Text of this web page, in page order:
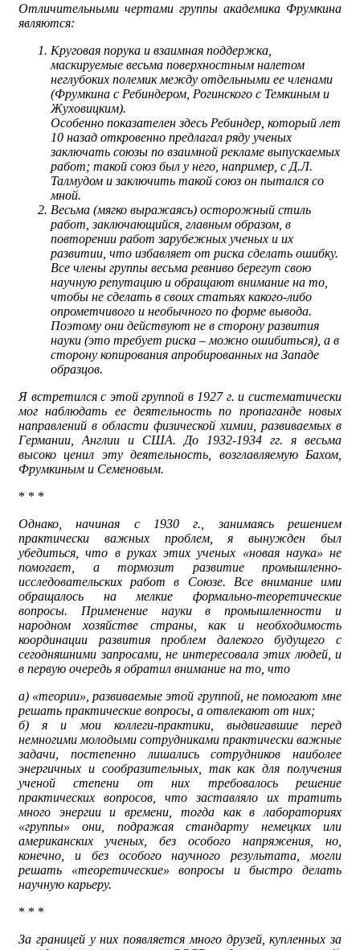
Отличительными чертами группы академика Фрумкина
являются:
Круговая порука и взаимная поддержка,
маскируемые весьма поверхностным налетом
неглубоких полемик между отдельными ее членами
(Фрумкина с Ребиндером, Рогинского с Темкиным и
Жуховицким).
Особенно показателен здесь Ребиндер, который лет
10 назад откровенно предлагал ряду ученых
заключать союзы по взаимной рекламе выпускаемых
работ; такой союз был у него, например, с Д.Л.
Талмудом и заключить такой союз он пытался со
мной.
Весьма (мягко выражаясь) осторожный стиль
работ, заключающийся, главным образом, в
повторении работ зарубежных ученых и их
развитии, что избавляет от риска сделать ошибку.
Все члены группы весьма ревниво берегут свою
научную репутацию и обращают внимание на то,
чтобы не сделать в своих статьях какого-либо
опрометчивого и необычного по форме вывода.
Поэтому они действуют не в сторону развития
науки (это требует риска – можно ошибиться), а в
сторону копирования апробированных на Западе
образцов.
Я встретился с этой группой в 1927 г. и систематически
мог наблюдать ее деятельность по пропаганде новых
направлений в области физической химии, развиваемых в
Германии, Англии и США. До 1932-1934 гг. я весьма
высоко ценил эту деятельность, возглавляемую Бахом,
Фрумкиным и Семеновым.
* * *
Однако, начиная с 1930 г., занимаясь решением
практически важных проблем, я вынужден был
убедиться, что в руках этих ученых «новая наука» не
помогает, а тормозит развитие промышленно-
исследовательских работ в Союзе. Все внимание ими
обращалось на мелкие формально-теоретические
вопросы. Применение науки в промышленности и
народном хозяйстве страны, как и необходимость
координации развития проблем далекого будущего с
сегодняшними запросами, не интересовала этих людей, и
в первую очередь я обратил внимание на то, что
а) «теории», развиваемые этой группой, не помогают мне
решать практические вопросы, а отвлекают от них;
б) я и мои коллеги-практики, выдвигавшие перед
немногими молодыми сотрудниками практически важные
задачи, постепенно лишались сотрудников наиболее
энергичных и сообразительных, так как для получения
ученой степени от них требовалось решение
практических вопросов, что заставляло их тратить
много энергии и времени, тогда как в лабораториях
«группы» они, подражая стандарту немецких или
американских ученых, без особого напряжения, но,
конечно, и без особого научного результата, могли
решать «теоретические» вопросы и быстро делать
научную карьеру.
* * *
За границей у них появляется много друзей, купленных за